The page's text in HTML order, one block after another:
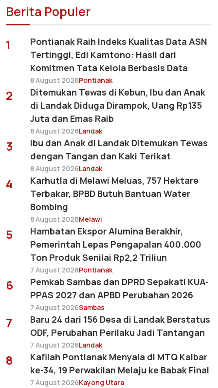
Berita Populer
1
Pontianak Raih Indeks Kualitas Data ASN
Tertinggi, Edi Kamtono: Hasil dari
Komitmen Tata Kelola Berbasis Data
8 August 2026Pontianak
2
Ditemukan Tewas di Kebun, Ibu dan Anak
di Landak Diduga Dirampok, Uang Rp135
Juta dan Emas Raib
8 August 2026Landak
3
Ibu dan Anak di Landak Ditemukan Tewas
dengan Tangan dan Kaki Terikat
8 August 2026Landak
4
Karhutla di Melawi Meluas, 757 Hektare
Terbakar, BPBD Butuh Bantuan Water
Bombing
8 August 2026Melawi
5
Hambatan Ekspor Alumina Berakhir,
Pemerintah Lepas Pengapalan 400.000
Ton Produk Senilai Rp2,2 Triliun
7 August 2026Pontianak
6
Pemkab Sambas dan DPRD Sepakati KUA-
PPAS 2027 dan APBD Perubahan 2026
7 August 2026Sambas
7
Baru 24 dari 156 Desa di Landak Berstatus
ODF, Perubahan Perilaku Jadi Tantangan
7 August 2026Landak
8
Kafilah Pontianak Menyala di MTQ Kalbar
ke-34, 19 Perwakilan Melaju ke Babak Final
7 August 2026Kayong Utara